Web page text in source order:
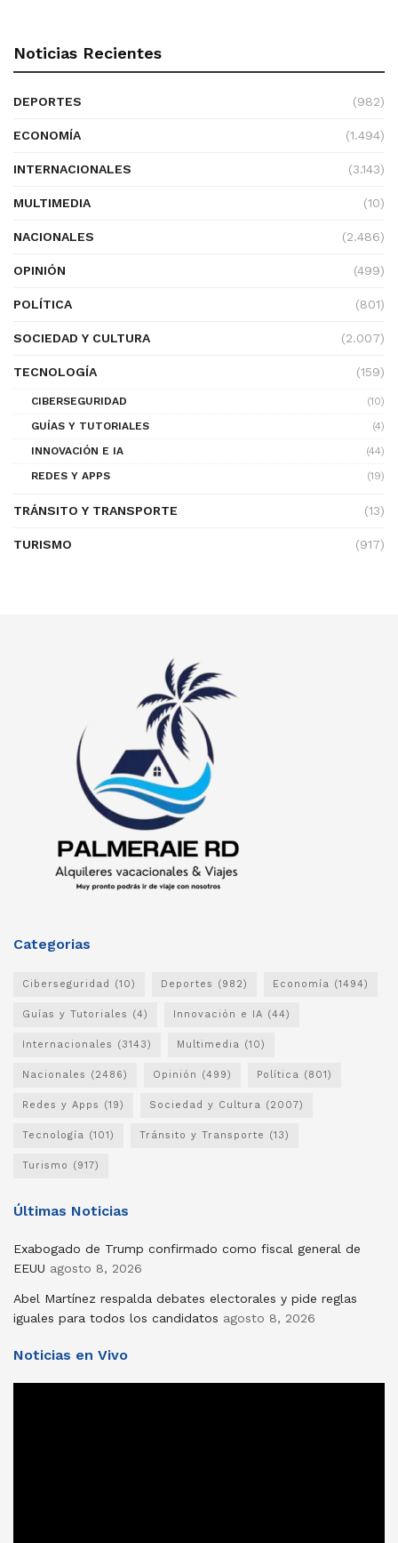
Noticias Recientes
DEPORTES (982)
ECONOMÍA (1.494)
INTERNACIONALES (3.143)
MULTIMEDIA (10)
NACIONALES (2.486)
OPINIÓN (499)
POLÍTICA (801)
SOCIEDAD Y CULTURA (2.007)
TECNOLOGÍA (159)
CIBERSEGURIDAD
(10)
GUÍAS Y TUTORIALES
(4)
INNOVACIÓN E IA
(44)
REDES Y APPS
(19)
TRÁNSITO Y TRANSPORTE (13)
TURISMO (917)
Categorias
Ciberseguridad (10) Deportes (982) Economía (1494)
Guías y Tutoriales (4) Innovación e IA (44)
Internacionales (3143) Multimedia (10)
Nacionales (2486) Opinión (499) Política (801)
Redes y Apps (19) Sociedad y Cultura (2007)
Tecnología (101) Tránsito y Transporte (13)
Turismo (917)
Últimas Noticias
Exabogado de Trump confirmado como fiscal general de
EEUU agosto 8, 2026
Abel Martínez respalda debates electorales y pide reglas
iguales para todos los candidatos agosto 8, 2026
Noticias en Vivo